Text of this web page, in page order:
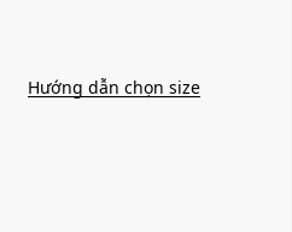
Hướng dẫn chọn size